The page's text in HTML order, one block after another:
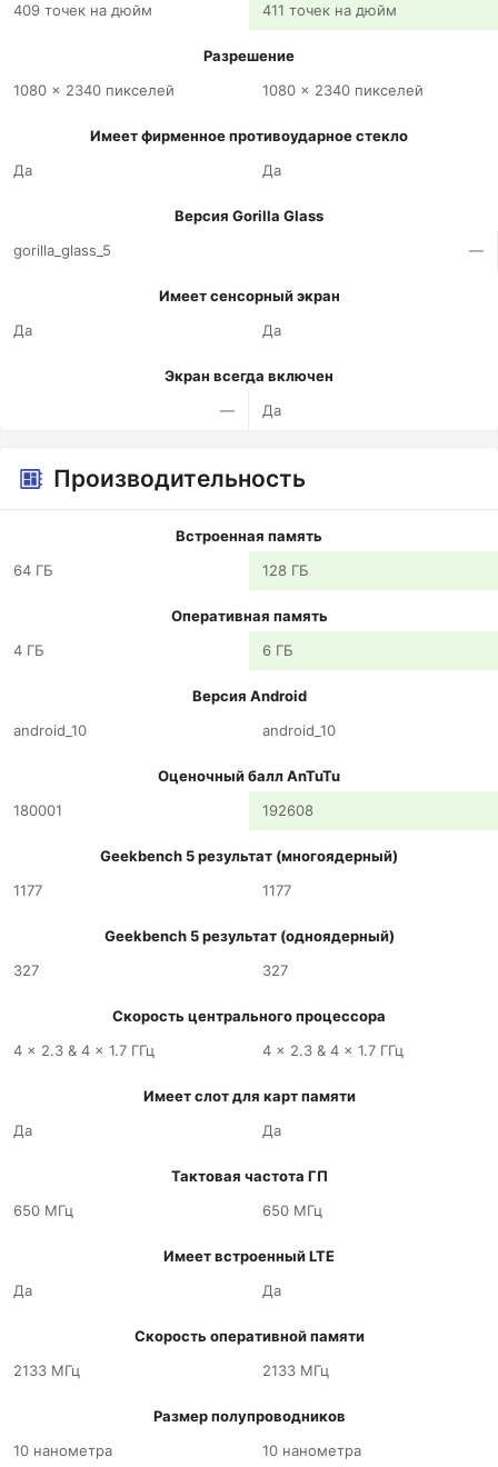
409 точек на дюйм 411 точек на дюйм
Разрешение
1080 x 2340 пикселей
1080 x 2340 пикселей
Имеет фирменное противоударное стекло
Да
Да
Версия Gorilla Glass
gorilla_glass_5
—
Имеет сенсорный экран
Да
Да
Экран всегда включен
—
Да
Производительность
Встроенная память
64 ГБ
128 ГБ
Оперативная память
4 ГБ
6 ГБ
Версия Android
android_10
android_10
Оценочный балл AnTuTu
180001
192608
Geekbench 5 результат (многоядерный)
1177
1177
Geekbench 5 результат (одноядерный)
327
327
Скорость центрального процессора
4 x 2.3 & 4 x 1.7 ГГц
4 x 2.3 & 4 x 1.7 ГГц
Имеет слот для карт памяти
Да
Да
Тактовая частота ГП
650 МГц
650 МГц
Имеет встроенный LTE
Да
Да
Скорость оперативной памяти
2133 МГц
2133 МГц
Размер полупроводников
10 нанометра
10 нанометра